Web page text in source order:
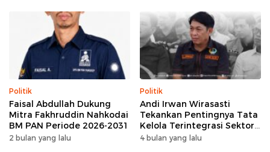
Politik
Faisal Abdullah Dukung
Mitra Fakhruddin Nahkodai
BM PAN Periode 2026-2031
2 bulan yang lalu
Politik
Andi Irwan Wirasasti
Tekankan Pentingnya Tata
Kelola Terintegrasi Sektor
Peternakan Sulsel
4 bulan yang lalu